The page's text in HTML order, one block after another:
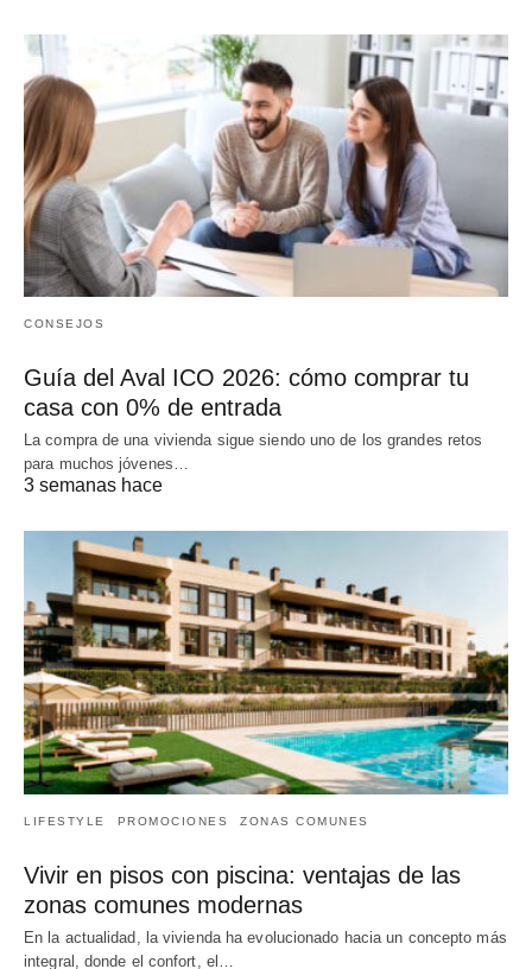
CONSEJOS
Guía del Aval ICO 2026: cómo comprar tu
casa con 0% de entrada
La compra de una vivienda sigue siendo uno de los grandes retos
para muchos jóvenes…
3 semanas hace
LIFESTYLE PROMOCIONES ZONAS COMUNES
Vivir en pisos con piscina: ventajas de las
zonas comunes modernas
En la actualidad, la vivienda ha evolucionado hacia un concepto más
integral, donde el confort, el…